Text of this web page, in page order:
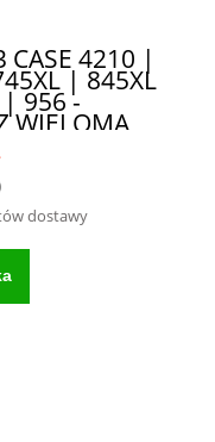
CASE 4210 |
| 845XL
| 956 -
WIELOMA
dostawy